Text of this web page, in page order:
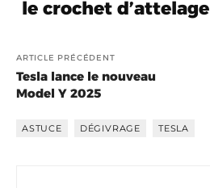
le crochet d’attelage
ARTICLE PRÉCÉDENT
Tesla lance le nouveau
Model Y 2025
ASTUCE DÉGIVRAGE TESLA